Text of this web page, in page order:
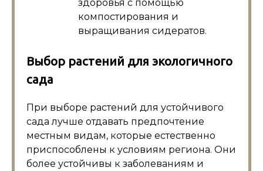
здоровья с помощью
компостирования и
выращивания сидератов.
Выбор растений для экологичного
сада
При выборе растений для устойчивого
сада лучше отдавать предпочтение
местным видам, которые естественно
приспособлены к условиям региона. Они
более устойчивы к заболеваниям и